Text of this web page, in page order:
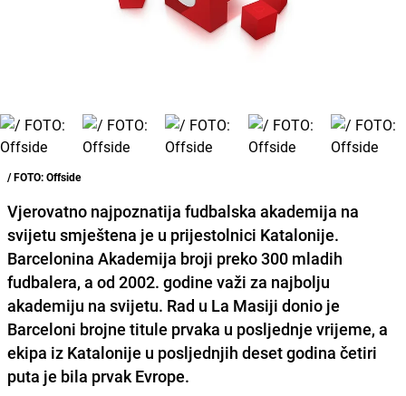
/ FOTO: Offside
Vjerovatno najpoznatija fudbalska akademija na
svijetu smještena je u prijestolnici Katalonije.
Barcelonina Akademija broji preko 300 mladih
fudbalera, a od 2002. godine važi za najbolju
akademiju na svijetu. Rad u La Masiji donio je
Barceloni brojne titule prvaka u posljednje vrijeme, a
ekipa iz Katalonije u posljednjih deset godina četiri
puta je bila prvak Evrope.